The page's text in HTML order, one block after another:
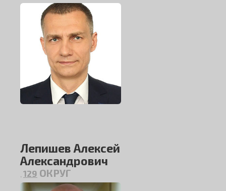
Лепишев Алексей
Александрович
129 ОКРУГ